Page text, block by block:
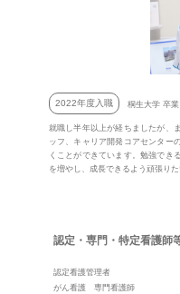
2022年度入職 桐生大学 卒業
就職し半年以上が経ちましたが、
ッフ、キャリア開発コアセンター
くことができています。勉強でき
を増やし、成長できるよう頑張りた
認定・専門・特定看護師
認定看護管理者
がん看護 専門看護師